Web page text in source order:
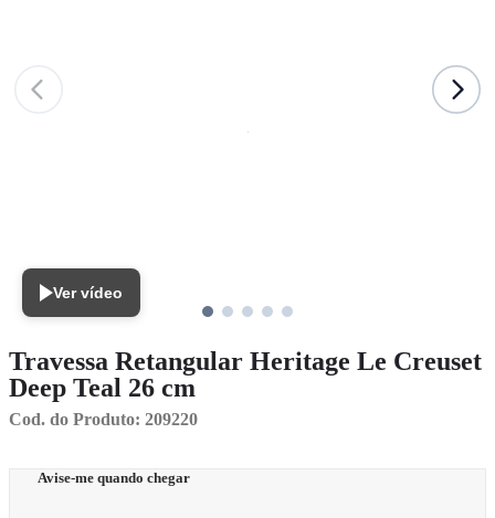
Ver vídeo
Travessa Retangular Heritage Le Creuset
Deep Teal 26 cm
Cod. do Produto: 209220
Avise-me quando chegar